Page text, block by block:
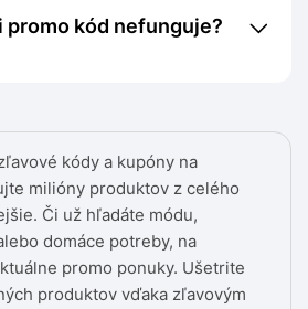
kódy a kupóny na
milióny produktov z celého
Či už hľadáte módu,
domáce potreby, na
promo ponuky. Ušetrite
produktov vďaka zľavovým
promo kód nefunguje?